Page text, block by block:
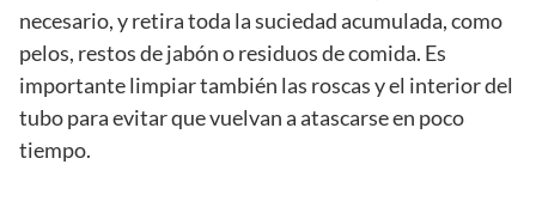
necesario, y retira toda la suciedad acumulada, como
pelos, restos de jabón o residuos de comida. Es
importante limpiar también las roscas y el interior del
tubo para evitar que vuelvan a atascarse en poco
tiempo.